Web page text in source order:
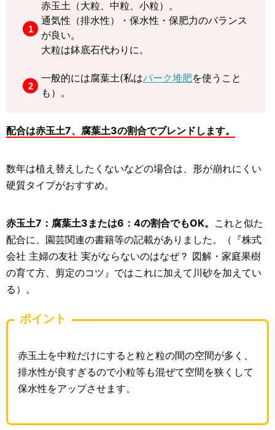
赤玉土（大粒、中粒、小粒）。
通気性（排水性）・保水性・保肥力のバランス
が良い。
大粒は鉢底石代わりに。
一般的には腐葉土(私はバーク堆肥を使うこと
も）。
配合は赤玉土7、腐葉土3の割合でブレンドします。
数年は植え替えしたくないなどの場合は、形が崩れにくい
硬質タイプがおすすめ。
赤玉土7：腐葉土3または6：4の割合でもOK。 これと似た
配合に、園芸関連の書籍等の記載がありました。（『株式
会社 主婦の友社 実がならないのはなぜ？ 図解・家庭果樹
の育て方、剪定のコツ』ではこれに加えて川砂を加えてい
る）。
ポイント
赤玉土を中粒だけにすると粒と粒の間の空間が多く、
排水性が良すぎるので小粒等も混ぜて空間を狭くして
保水性をアップさせます。